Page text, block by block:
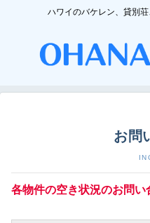
ハワイのバケレン、貸別
お問
各物件の空き状況のお問い